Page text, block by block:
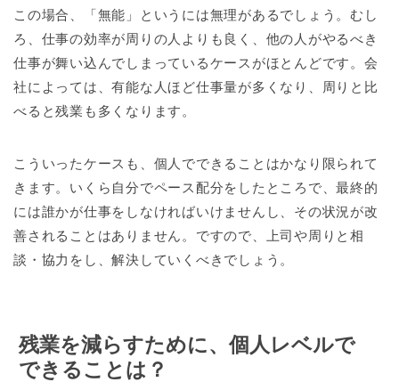
この場合、「無能」というには無理があるでしょう。むし
ろ、仕事の効率が周りの人よりも良く、他の人がやるべき
仕事が舞い込んでしまっているケースがほとんどです。会
社によっては、有能な人ほど仕事量が多くなり、周りと比
べると残業も多くなります。
こういったケースも、個人でできることはかなり限られて
きます。いくら自分でペース配分をしたところで、最終的
には誰かが仕事をしなければいけませんし、その状況が改
善されることはありません。ですので、上司や周りと相
談・協力をし、解決していくべきでしょう。
残業を減らすために、個人レベルで
できることは？